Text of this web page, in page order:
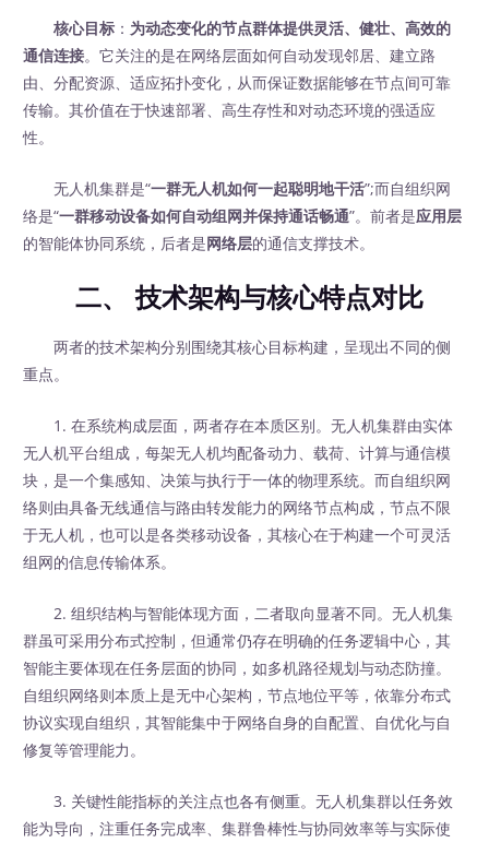
核心目标 ： 为动态变化的节点群体提供灵活、健壮、高效的
通信连接。它关注的是在网络层面如何自动发现邻居、建立路
由、分配资源、适应拓扑变化，从而保证数据能够在节点间可靠
传输。其价值在于快速部署、高生存性和对动态环境的强适应
性。
无人机集群是“一群无人机如何一起聪明地干活”;而自组织网
络是“一群移动设备如何自动组网并保持通话畅通”。前者是应用层
的智能体协同系统，后者是网络层的通信支撑技术。
二、 技术架构与核心特点对比
两者的技术架构分别围绕其核心目标构建，呈现出不同的侧
重点。
1. 在系统构成层面，两者存在本质区别。无人机集群由实体
无人机平台组成，每架无人机均配备动力、载荷、计算与通信模
块，是一个集感知、决策与执行于一体的物理系统。而自组织网
络则由具备无线通信与路由转发能力的网络节点构成，节点不限
于无人机，也可以是各类移动设备，其核心在于构建一个可灵活
组网的信息传输体系。
2. 组织结构与智能体现方面，二者取向显著不同。无人机集
群虽可采用分布式控制，但通常仍存在明确的任务逻辑中心，其
智能主要体现在任务层面的协同，如多机路径规划与动态防撞。
自组织网络则本质上是无中心架构，节点地位平等，依靠分布式
协议实现自组织，其智能集中于网络自身的自配置、自优化与自
修复等管理能力。
3. 关键性能指标的关注点也各有侧重。无人机集群以任务效
能为导向，注重任务完成率、集群鲁棒性与协同效率等与实际使